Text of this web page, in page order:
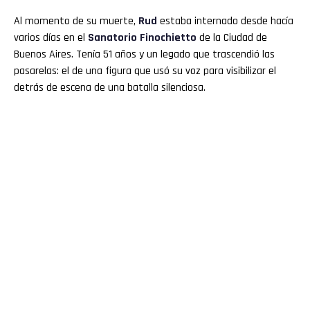
Al momento de su muerte, Rud estaba internado desde hacía
varios días en el Sanatorio Finochietto de la Ciudad de
Buenos Aires. Tenía 51 años y un legado que trascendió las
pasarelas: el de una figura que usó su voz para visibilizar el
detrás de escena de una batalla silenciosa.